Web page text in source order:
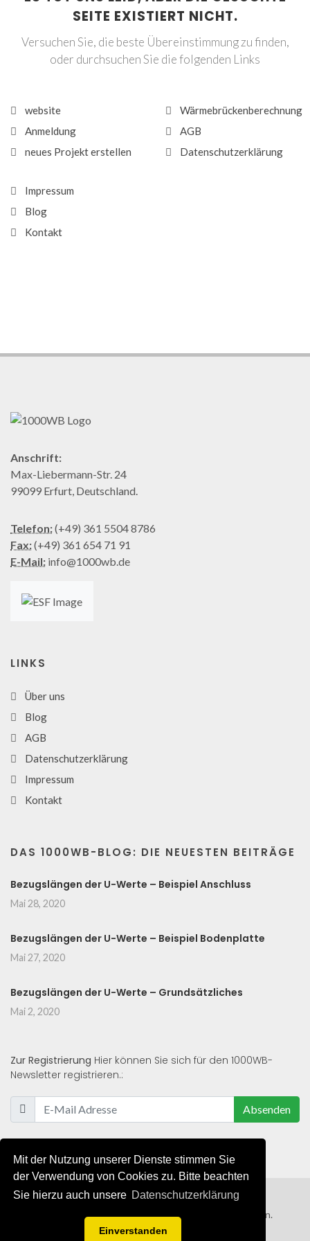
Mit der Nutzung unserer Dienste stimmen Sie
der Verwendung von Cookies zu. Bitte beachten
Sie hierzu auch unsere Datenschutzerklärung
Einverstanden
SEITE EXISTIERT NICHT.
Versuchen Sie, die beste Übereinstimmung zu finden,
oder durchsuchen Sie die folgenden Links
website
Anmeldung
neues Projekt erstellen
Wärmebrückenberechnung
AGB
Datenschutzerklärung
Impressum
Blog
Kontakt
Anschrift:
Max-Liebermann-Str. 24
99099 Erfurt, Deutschland.
Telefon:(+49) 361 5504 8786
Fax:(+49) 361 654 71 91
E-Mail: info@1000wb.de
LINKS
Über uns
Blog
AGB
Datenschutzerklärung
Impressum
Kontakt
DAS 1000WB-BLOG: DIE NEUESTEN BEITRÄGE
Bezugslängen der U-Werte – Beispiel Anschluss
Mai 28, 2020
Bezugslängen der U-Werte – Beispiel Bodenplatte
Mai 27, 2020
Bezugslängen der U-Werte – Grundsätzliches
Mai 2, 2020
Zur Registrierung Hier können Sie sich für den 1000WB-
Newsletter registrieren.:
Absenden
© 2019 - 2021 - Alle Rechte von 1000WB vorbehalten.
AGB/Datenschutzerklärung